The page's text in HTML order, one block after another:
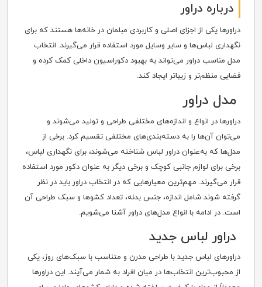
درباره دراور
دراورها یکی از اجزای اصلی و کاربردی مبلمان در خانه‌ها هستند که برای
نگهداری لباس‌ها و سایر وسایل مورد استفاده قرار می‌گیرند. انتخاب
مدل مناسب دراور می‌تواند به بهبود دکوراسیون داخلی کمک کرده و
فضایی منظم‌تر و زیباتر ایجاد کند.
مدل دراور
دراورها در انواع و اندازه‌های مختلفی طراحی و تولید می‌شوند و
می‌توان آن‌ها را به دسته‌بندی‌های مختلفی تقسیم کرد. برخی از
مدل‌ها که به‌عنوان دراور لباس شناخته می‌شوند، برای نگهداری لباس،
برخی برای لوازم جانبی کوچک و برخی دیگر به عنوان دکور مورد استفاده
قرار می‌گیرند. مهم‌ترین معیارهایی که در انتخاب دراور باید در نظر
گرفته شوند شامل اندازه، جنس بدنه، تعداد کشوها و سبک طراحی آن
است. در ادامه با انواع مدل‌های دراور آشنا می‌شویم.
دراور لباس جدید
دراورهای لباس جدید با طراحی مدرن و متناسب با سبک‌های روز، یکی
از محبوب‌ترین انتخاب‌ها در میان افراد به شمار می‌آیند. این دراورها